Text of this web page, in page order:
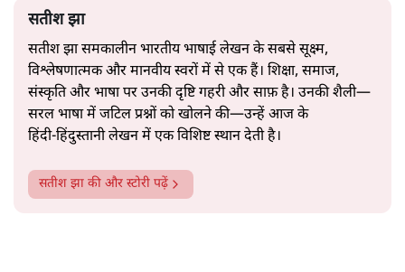
सतीश झा
सतीश झा समकालीन भारतीय भाषाई लेखन के सबसे सूक्ष्म,
विश्लेषणात्मक और मानवीय स्वरों में से एक हैं। शिक्षा, समाज,
संस्कृति और भाषा पर उनकी दृष्टि गहरी और साफ़ है। उनकी शैली—
सरल भाषा में जटिल प्रश्नों को खोलने की—उन्हें आज के
हिंदी‑हिंदुस्तानी लेखन में एक विशिष्ट स्थान देती है।
सतीश झा की और स्टोरी पढ़ें